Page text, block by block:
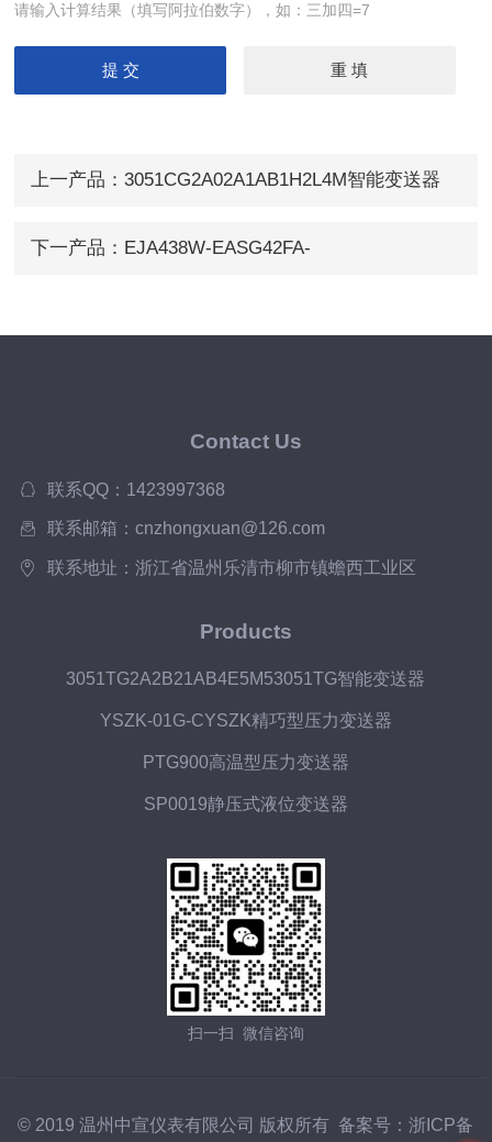
请输入计算结果（填写阿拉伯数字），如：三加四=7
上一产品： 3051CG2A02A1AB1H2L4M智能变送器
下一产品： EJA438W-EASG42FA-
Contact Us
联系QQ：1423997368
联系邮箱：cnzhongxuan@126.com
联系地址：浙江省温州乐清市柳市镇蟾西工业区
Products
3051TG2A2B21AB4E5M53051TG智能变送器
YSZK-01G-CYSZK精巧型压力变送器
PTG900高温型压力变送器
SP0019静压式液位变送器
扫一扫 微信咨询
© 2019 温州中宣仪表有限公司 版权所有 备案号：浙ICP备